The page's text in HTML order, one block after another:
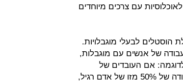
עם צרכים מיוחדים
לבעלי מוגבלויות.
של אנשים עם מוגבלות,
אם העובדים של
פרוייקטים שיקומיים יקבעו שאדם הוא בעל יכולת עבודה של 50% מזו של אדם רגיל,